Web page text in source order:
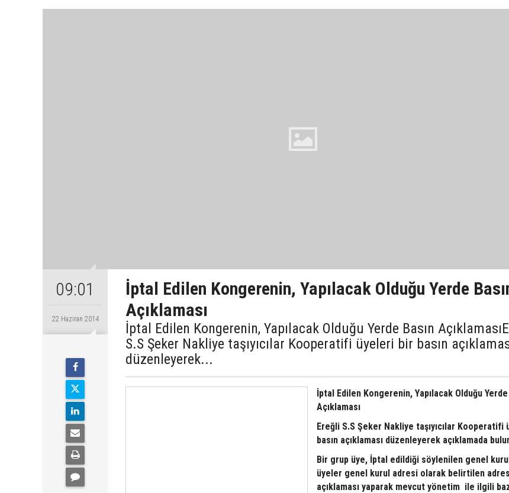
09:01
22 Haziran 2014
İptal Edilen Kongerenin, Yapılacak Olduğu Yerde
Açıklaması
İptal Edilen Kongerenin, Yapılacak Olduğu Yerde Basın
S.S Şeker Nakliye taşıyıcılar Kooperatifi üyeleri bir basın
düzenleyerek...
İptal Edilen Kongerenin, Yapılacak Olduğu Yerde
Açıklaması
Ereğli S.S Şeker Nakliye taşıyıcılar Kooperatifi
basın açıklaması düzenleyerek açıklamada
Bir grup üye, İptal edildiği söylenilen genel
üyeler genel kurul adresi olarak belirtilen
açıklaması yaparak mevcut yönetim ile ilgili